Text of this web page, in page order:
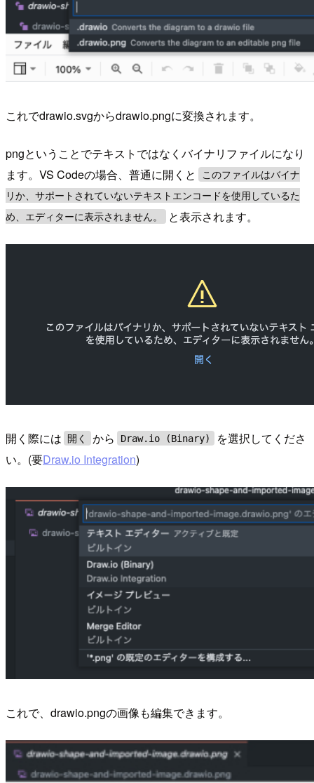
これでdrawio.svgからdrawio.pngに変換されます。
pngということでテキストではなくバイナリファイルになり
ます。VS Codeの場合、普通に開くと
このファイルはバイナ
リか、サポートされていないテキストエンコードを使用しているた
め、エディターに表示されません。
と表示されます。
開く際には 開く から Draw.io (Binary)
を選択してくださ
い。(要Draw.io Integration)
これで、drawio.pngの画像も編集できます。